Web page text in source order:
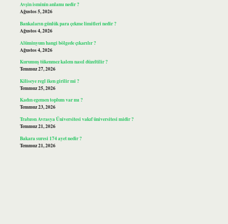
Avşin isminin anlamı nedir ?
Ağustos 5, 2026
Bankaların günlük para çekme limitleri nedir ?
Ağustos 4, 2026
Alüminyum hangi bölgede çıkarılır ?
Ağustos 4, 2026
Kurumuş tükenmez kalem nasıl düzeltilir ?
Temmuz 27, 2026
Kiliseye regl iken girilir mi ?
Temmuz 25, 2026
Kadın egemen toplum var mı ?
Temmuz 23, 2026
Trabzon Avrasya Üniversitesi vakıf üniversitesi midir ?
Temmuz 21, 2026
Bakara suresi 174 ayet nedir ?
Temmuz 21, 2026